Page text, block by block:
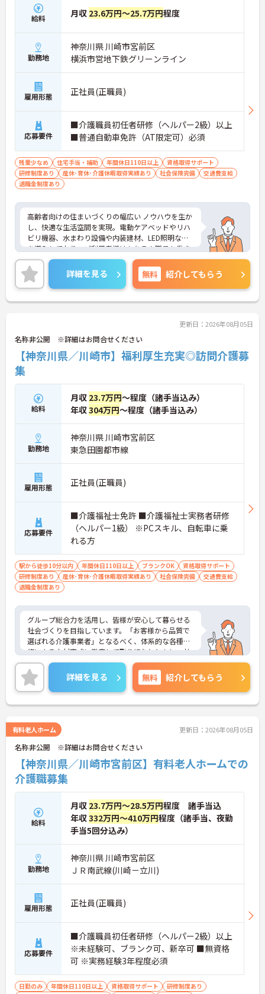
給料 月収 23.6万円～25.7万円程度
勤務地
神奈川県 川崎市宮前区
横浜市営地下鉄グリーンライン
雇用形態 正社員(正職員)
応募要件
■介護職員初任者研修（ヘルパー2級）以上
■普通自動車免許（AT限定可）必須
残業少なめ 住宅手当・補助 年間休日110日以上
資格取得サポート
研修制度あり
産休･育休･介護休暇取得実績あり 社会保険完備
交通費支給
退職金制度あり
高齢者向けの住まいづくりの幅広い ノウハウを生か
し、快適な生活空間を実現。電動ケアベッドやリハ
ビリ機器、水まわり設備や内装建材、LED照明など
を導入しており、ご利用者様はもちろん職員も働き
やすい環境です。ご興味のある方は是非お気軽にお
問い合わせください。
詳細を見る 無料 紹介してもらう
更新日：2026年08月05日
名称非公開 ※詳細はお問合せください
【神奈川県／川崎市】福利厚生充実◎訪問介護募
集
給料
月収 23.7万円～程度（諸手当込み）
年収304万円～程度（諸手当込み）
勤務地
神奈川県 川崎市宮前区
東急田園都市線
雇用形態 正社員(正職員)
応募要件
■介護福祉士免許 ■介護福祉士実務者研修
（ヘルパー1級） ※PCスキル、自転車に乗
れる方
駅から徒歩10分以内 年間休日110日以上 ブランクOK
資格取得サポート
研修制度あり
産休･育休･介護休暇取得実績あり 社会保険完備
交通費支給
退職金制度あり
グループ総合力を活用し、皆様が安心して暮らせる
社会づくりを目指しています。「お客様から品質で
選ばれる介護事業者」となるべく、体系的な各種研
修による人材育成に徹底して取り組むとともに、社
内連携・コミュニケーションに努め、チームケアの
実践を通じてあらゆるサービスにおいて常に一定レ
ベル以上の介護サービスを提供して参りました。ま
た他社とは違い施設を先に立てるのではなく人材を
確保してから施設を立てる形となります。非常に人
た方は面接対策ポイントや求人の詳細などお話しい
たしますのでお気軽にお問い合わせ下さい。
詳細を見る 無料 紹介してもらう
有料老人ホーム 更新日：2026年08月05日
名称非公開 ※詳細はお問合せください
【神奈川県／川崎市宮前区】有料老人ホームでの
介護職募集
給料
月収 23.7万円～28.5万円程度 諸手当込
年収332万円～410万円程度（諸手当、夜勤
手当5回分込み）
勤務地
神奈川県 川崎市宮前区
ＪＲ南武線(川崎－立川)
雇用形態 正社員(正職員)
応募要件
■介護職員初任者研修（ヘルパー2級）以上
※未経験可、ブランク可、新卒可 ■無資格
可 ※実務経験3年程度必須
日勤のみ 年間休日110日以上 資格取得サポート
研修制度あり